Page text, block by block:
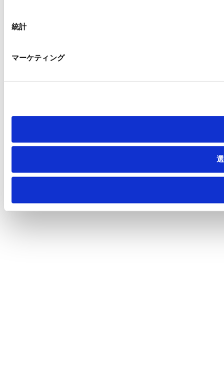
統計
マーケティング